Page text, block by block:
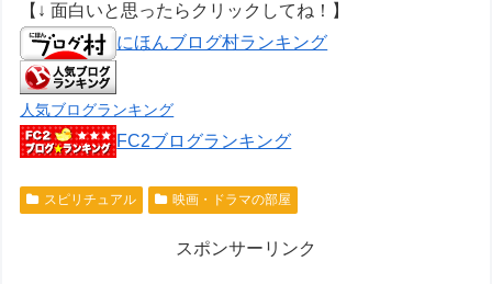
【↓ 面白いと思ったらクリックしてね！】
にほんブログ村ランキング
人気ブログランキング
FC2ブログランキング
スピリチュアル 映画・ドラマの部屋
スポンサーリンク